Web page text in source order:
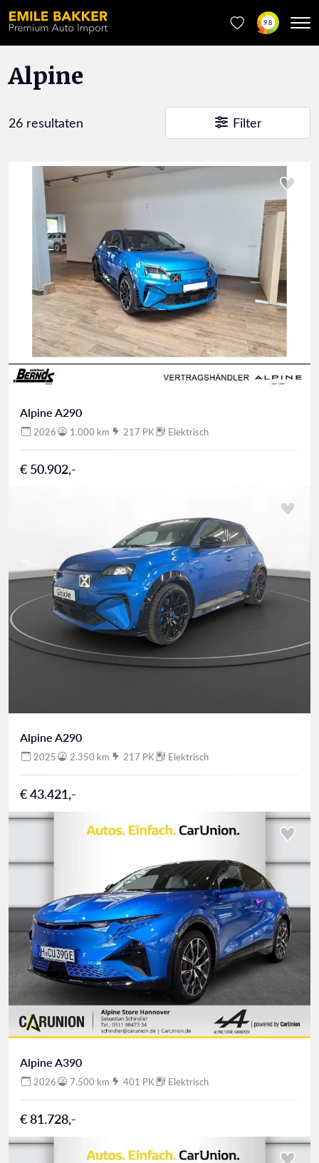
9.8
Alpine
26 resultaten Filter
Alpine A290
2026 1.000 km 217 PK Elektrisch
€ 50.902,-
Alpine A290
2025 2.350 km 217 PK Elektrisch
€ 43.421,-
Alpine A390
2026 7.500 km 401 PK Elektrisch
€ 81.728,-